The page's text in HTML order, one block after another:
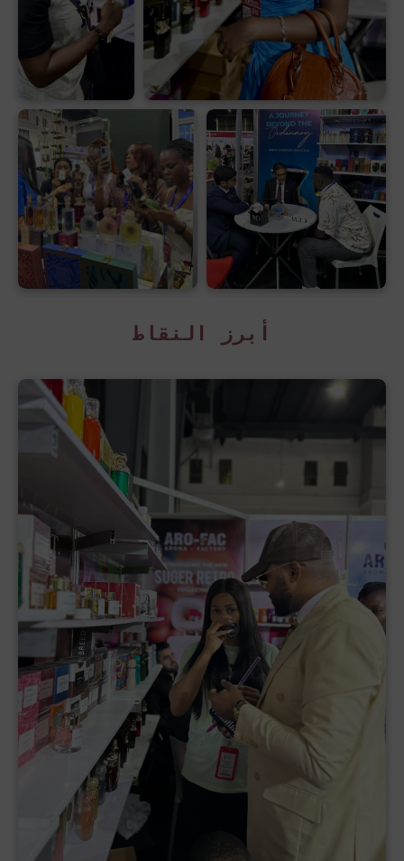
أبرز النقاط